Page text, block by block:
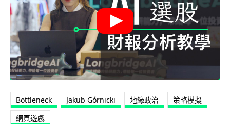
Bottleneck Jakub Górnicki 地緣政治
策略模擬
網頁遊戲